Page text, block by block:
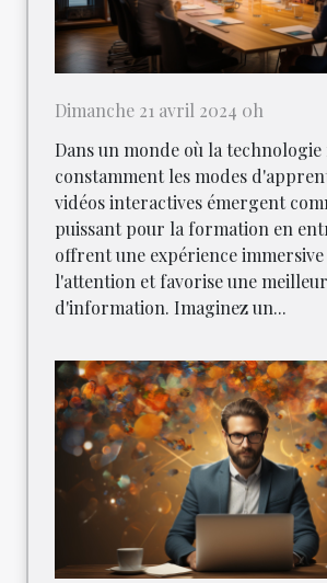
Dimanche 21 avril 2024 0h
Dans un monde où la
constamment les modes
vidéos interactives émergent
puissant pour la formation en
offrent une expérience
l'attention et favorise une
d'information. Imaginez un...